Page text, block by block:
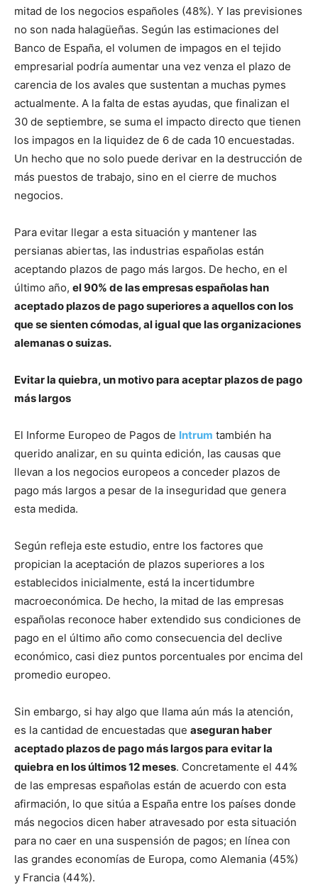
mitad de los negocios españoles (48%). Y las previsiones
no son nada halagüeñas. Según las estimaciones del
Banco de España, el volumen de impagos en el tejido
empresarial podría aumentar una vez venza el plazo de
carencia de los avales que sustentan a muchas pymes
actualmente. A la falta de estas ayudas, que finalizan el
30 de septiembre, se suma el impacto directo que tienen
los impagos en la liquidez de 6 de cada 10 encuestadas.
Un hecho que no solo puede derivar en la destrucción de
más puestos de trabajo, sino en el cierre de muchos
negocios.
Para evitar llegar a esta situación y mantener las
persianas abiertas, las industrias españolas están
aceptando plazos de pago más largos. De hecho, en el
último año, el 90% de las empresas españolas han
aceptado plazos de pago superiores a aquellos con los
que se sienten cómodas, al igual que las organizaciones
alemanas o suizas.
Evitar la quiebra, un motivo para aceptar plazos de pago
más largos
El Informe Europeo de Pagos de Intrum también ha
querido analizar, en su quinta edición, las causas que
llevan a los negocios europeos a conceder plazos de
pago más largos a pesar de la inseguridad que genera
esta medida.
Según refleja este estudio, entre los factores que
propician la aceptación de plazos superiores a los
establecidos inicialmente, está la incertidumbre
macroeconómica. De hecho, la mitad de las empresas
españolas reconoce haber extendido sus condiciones de
pago en el último año como consecuencia del declive
económico, casi diez puntos porcentuales por encima del
promedio europeo.
Sin embargo, si hay algo que llama aún más la atención,
es la cantidad de encuestadas que aseguran haber
aceptado plazos de pago más largos para evitar la
quiebra en los últimos 12 meses. Concretamente el 44%
de las empresas españolas están de acuerdo con esta
afirmación, lo que sitúa a España entre los países donde
más negocios dicen haber atravesado por esta situación
para no caer en una suspensión de pagos; en línea con
las grandes economías de Europa, como Alemania (45%)
y Francia (44%).